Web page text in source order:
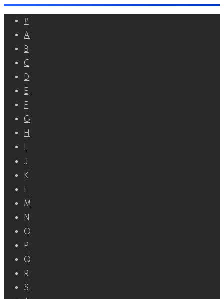
Перейти
контенту
#
A
B
C
D
E
F
G
H
J
K
L
M
N
O
P
Q
R
S